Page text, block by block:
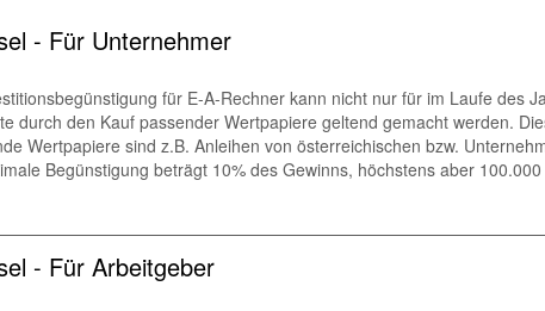
- Für Unternehmer
für E-A-Rechner kann nicht nur für im Laufe des
durch den Kauf passender Wertpapiere geltend gemacht werden.
Wertpapiere sind z.B. Anleihen von österreichischen bzw.
Begünstigung beträgt 10% des Gewinns, höchstens aber
- Für Arbeitgeber